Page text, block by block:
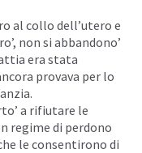
al collo dell’utero e
non si abbandono’
era stata
provava per lo
a rifiutare le
regime di perdono
le consentirono di